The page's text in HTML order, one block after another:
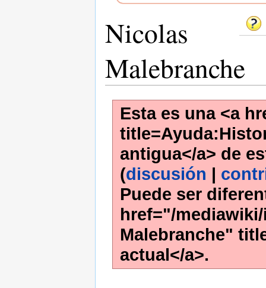
Nicolas
Malebranche
Esta es una <a
antigua</a> de
(discusión
Puede ser
href="/
Malebranche"
actual</a>.